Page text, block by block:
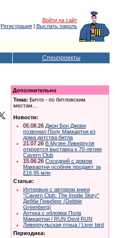
Войти на сайт
Регистрация | Выслать пароль
Спецпроекты
Дополнительно
Тема: Битлз - по битловским
местам...
Новости:
05.08.26 Джон Бон Джови
позвонил Полу Маккартни из
дома детства битла
21.07.26 В Музее Ливерпуля
откроется выставка к 70-летию
Cavern Club
15.06.26 Соседний с домом
Маккартни особняк продают за
£16,95 млн
Статьи:
Интервью с автором книги
"Cavern Club: The Inside Story"
Дебби Гринберг (Debbie
Greenberg)
Аптека с обложки Пола
Маккартни / RUN Devil RUN
Ливерпульская птица / Liver bird
Периодика: